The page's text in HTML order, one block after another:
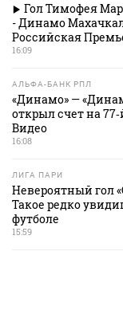
Гол Тимофея
- Динамо
Российская
16:09
АЛЬФА-БАНК РПЛ
«Динамо» —
открыл счет на
Видео
16:08
ЛИГА ПАРИ
Невероятный гол
Такое редко
футболе
15:59